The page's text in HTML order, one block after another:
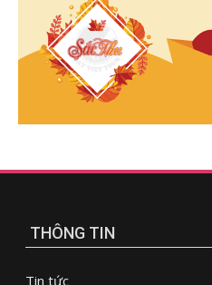
THÔNG TIN
Tin tức